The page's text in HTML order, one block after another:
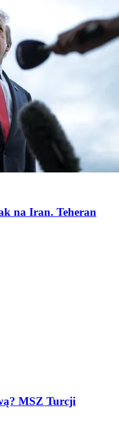
na Iran. Teheran
MSZ Turcji